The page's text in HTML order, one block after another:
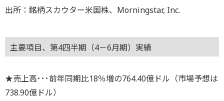
出所：銘柄スカウター米国株、Morningstar, Inc.
主要項目、第4四半期（4－6月期）実績
★売上高･･･前年同期比18％増の764.40億ドル（市場予想は
738.90億ドル）